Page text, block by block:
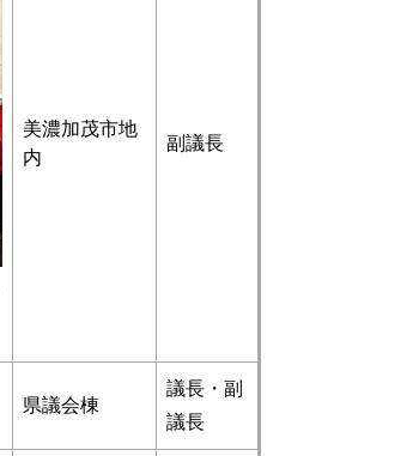
美濃加茂市地
内
副議長
県議会棟
議長・副
議長